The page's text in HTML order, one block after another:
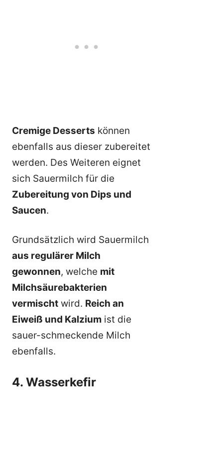
Cremige Desserts können
ebenfalls aus dieser zubereitet
werden. Des Weiteren eignet
sich Sauermilch für die
Zubereitung von Dips und
Saucen.
Grundsätzlich wird Sauermilch
aus regulärer Milch
gewonnen, welche mit
Milchsäurebakterien
vermischt wird. Reich an
Eiweiß und Kalzium ist die
sauer-schmeckende Milch
ebenfalls.
4. Wasserkefir